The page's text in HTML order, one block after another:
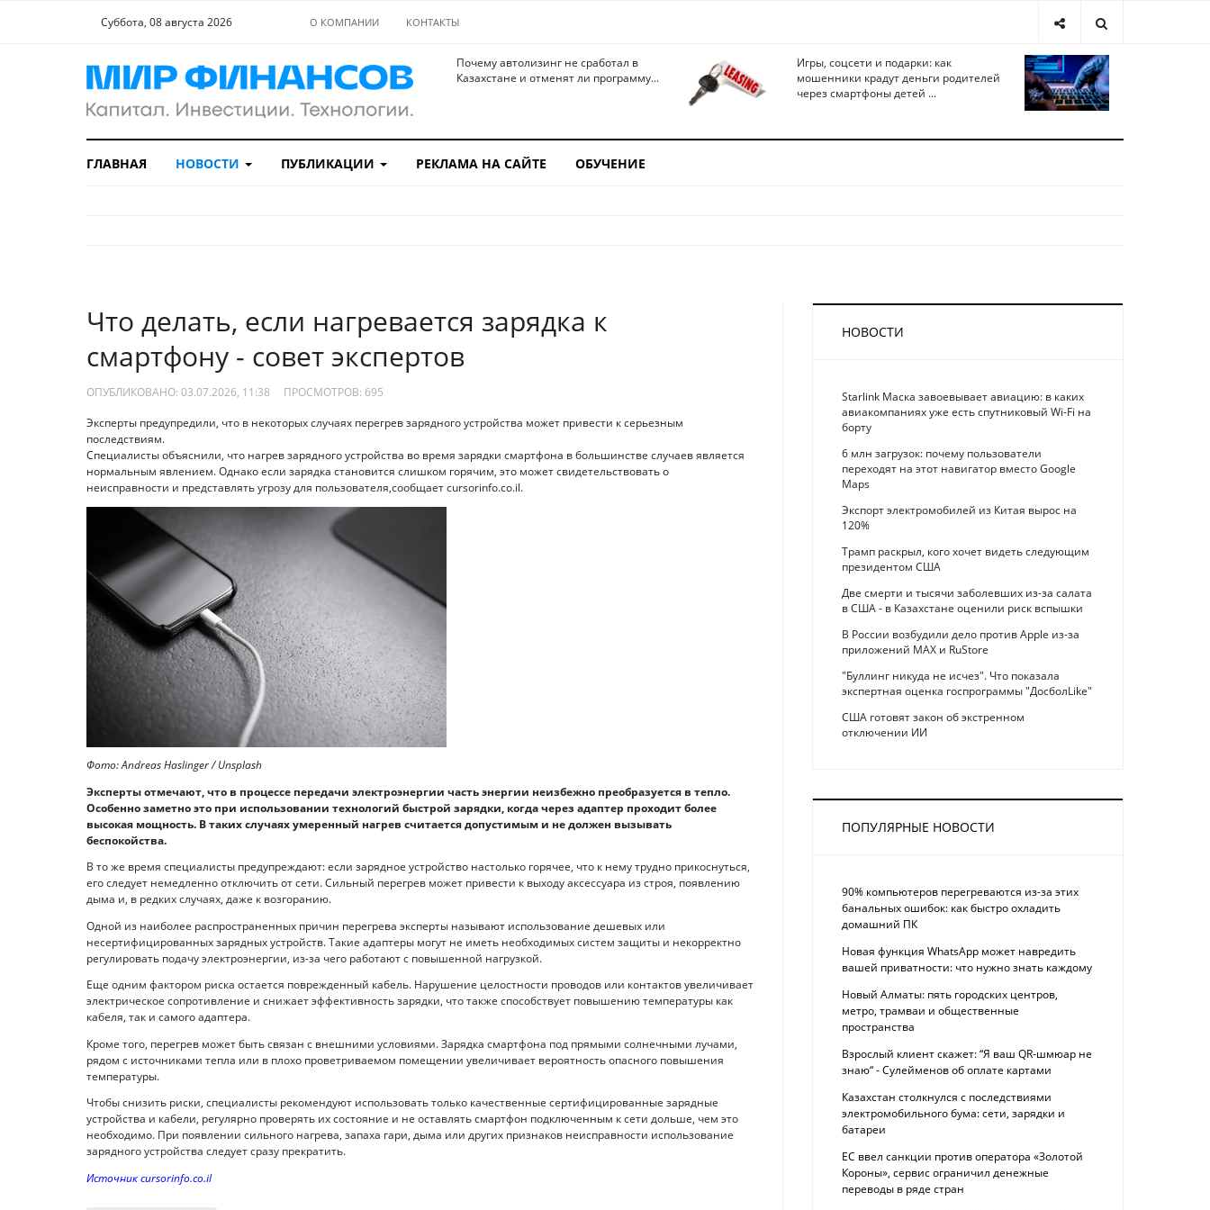
Суббота, 08 августа 2026 О КОМПАНИИ КОНТАКТЫ
Почему автолизинг не сработал в
Казахстане и отменят ли программу...
Игры, соцсети и подарки: как
мошенники крадут деньги родителей
через смартфоны детей ...
ГЛАВНАЯ НОВОСТИ ПУБЛИКАЦИИ РЕКЛАМА НА САЙТЕ ОБУЧЕНИЕ
Что делать, если нагревается зарядка к
смартфону - совет экспертов
ОПУБЛИКОВАНО: 03.07.2026, 11:38 ПРОСМОТРОВ: 695
Эксперты предупредили, что в некоторых случаях перегрев зарядного устройства может привести к серьезным
последствиям.
Специалисты объяснили, что нагрев зарядного устройства во время зарядки смартфона в большинстве случаев является
нормальным явлением. Однако если зарядка становится слишком горячим, это может свидетельствовать о
неисправности и представлять угрозу для пользователя,сообщает cursorinfo.co.il.
Фото: Andreas Haslinger / Unsplash
Эксперты отмечают, что в процессе передачи электроэнергии часть энергии неизбежно преобразуется в тепло.
Особенно заметно это при использовании технологий быстрой зарядки, когда через адаптер проходит более
высокая мощность. В таких случаях умеренный нагрев считается допустимым и не должен вызывать
беспокойства.
В то же время специалисты предупреждают: если зарядное устройство настолько горячее, что к нему трудно прикоснуться,
его следует немедленно отключить от сети. Сильный перегрев может привести к выходу аксессуара из строя, появлению
дыма и, в редких случаях, даже к возгоранию.
Одной из наиболее распространенных причин перегрева эксперты называют использование дешевых или
несертифицированных зарядных устройств. Такие адаптеры могут не иметь необходимых систем защиты и некорректно
регулировать подачу электроэнергии, из-за чего работают с повышенной нагрузкой.
Еще одним фактором риска остается поврежденный кабель. Нарушение целостности проводов или контактов увеличивает
электрическое сопротивление и снижает эффективность зарядки, что также способствует повышению температуры как
кабеля, так и самого адаптера.
Кроме того, перегрев может быть связан с внешними условиями. Зарядка смартфона под прямыми солнечными лучами,
рядом с источниками тепла или в плохо проветриваемом помещении увеличивает вероятность опасного повышения
температуры.
Чтобы снизить риски, специалисты рекомендуют использовать только качественные сертифицированные зарядные
устройства и кабели, регулярно проверять их состояние и не оставлять смартфон подключенным к сети дольше, чем это
необходимо. При появлении сильного нагрева, запаха гари, дыма или других признаков неисправности использование
зарядного устройства следует сразу прекратить.
Источник cursorinfo.co.il
НОВОСТИ
Starlink Маска завоевывает авиацию: в каких
авиакомпаниях уже есть спутниковый Wi-Fi на
борту
6 млн загрузок: почему пользователи
переходят на этот навигатор вместо Google
Maps
Экспорт электромобилей из Китая вырос на
120%
Трамп раскрыл, кого хочет видеть следующим
президентом США
Две смерти и тысячи заболевших из-за салата
в США - в Казахстане оценили риск вспышки
В России возбудили дело против Apple из-за
приложений MAX и RuStore
"Буллинг никуда не исчез". Что показала
экспертная оценка госпрограммы "ДосболLike"
США готовят закон об экстренном
отключении ИИ
ПОПУЛЯРНЫЕ НОВОСТИ
90% компьютеров перегреваются из-за этих
банальных ошибок: как быстро охладить
домашний ПК
Новая функция WhatsApp может навредить
вашей приватности: что нужно знать каждому
Новый Алматы: пять городских центров,
метро, трамваи и общественные
пространства
Взрослый клиент скажет: “Я ваш QR-шмюар не
знаю“ - Сулейменов об оплате картами
Казахстан столкнулся с последствиями
электромобильного бума: сети, зарядки и
батареи
ЕС ввел санкции против оператора «Золотой
Короны», сервис ограничил денежные
переводы в ряде стран